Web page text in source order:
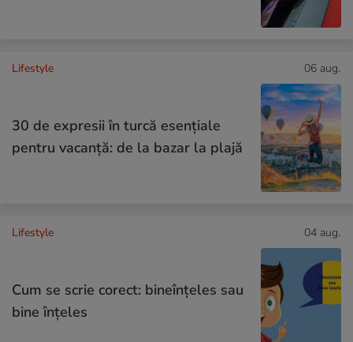
Lifestyle 06 aug.
30 de expresii în turcă esențiale
pentru vacanță: de la bazar la plajă
Lifestyle 04 aug.
Cum se scrie corect: bineînțeles sau
bine înțeles